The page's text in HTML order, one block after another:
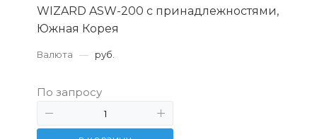
WIZARD ASW-200 с принадлежностями,
Южная Корея
Валюта — руб.
По запросу